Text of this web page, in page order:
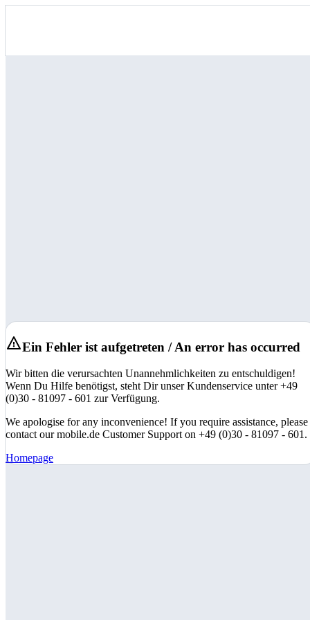
Ein Fehler ist aufgetreten / An error has occurred
Wir bitten die verursachten Unannehmlichkeiten zu entschuldigen!
Wenn Du Hilfe benötigst, steht Dir unser Kundenservice unter +49
(0)30 - 81097 - 601 zur Verfügung.
We apologise for any inconvenience! If you require assistance, please
contact our mobile.de Customer Support on +49 (0)30 - 81097 - 601.
Homepage